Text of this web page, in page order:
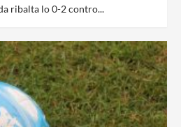
ribalta lo 0-2 contro...